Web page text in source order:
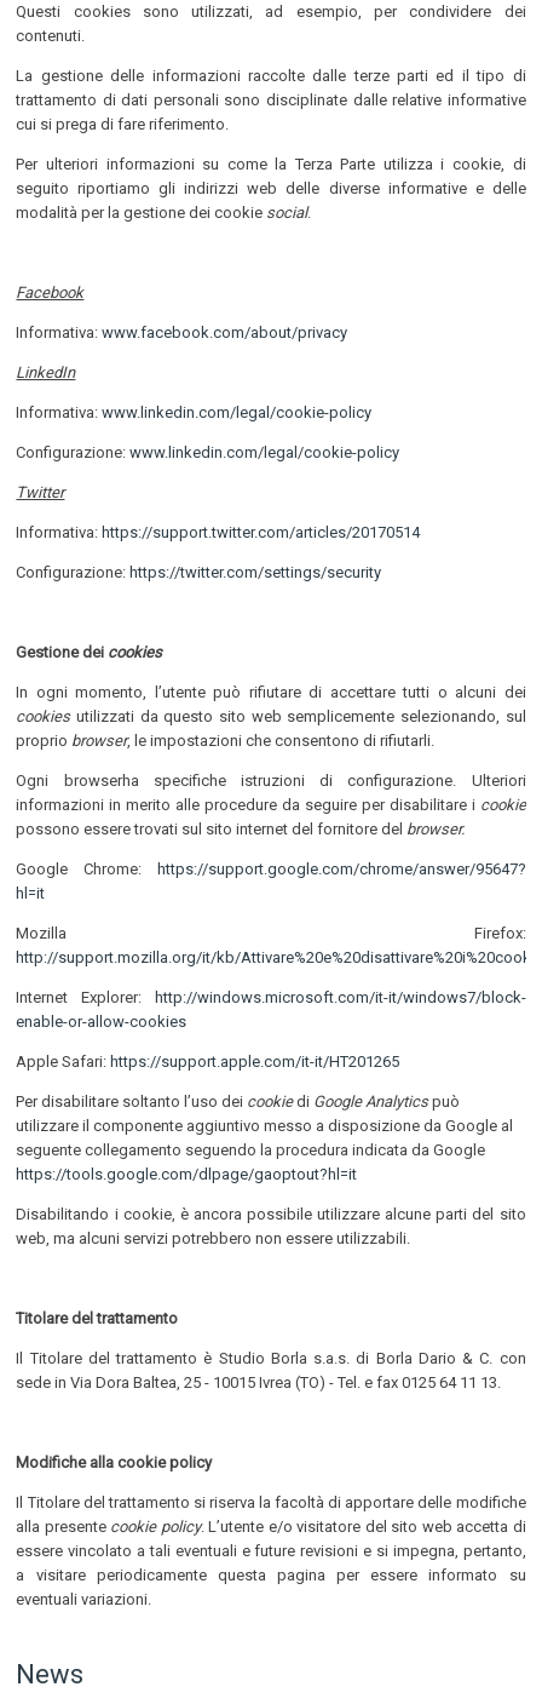
Questi cookies sono utilizzati, ad esempio, per condividere dei
contenuti.
La gestione delle informazioni raccolte dalle terze parti ed il tipo di
trattamento di dati personali sono disciplinate dalle relative informative
cui si prega di fare riferimento.
Per ulteriori informazioni su come la Terza Parte utilizza i cookie, di
seguito riportiamo gli indirizzi web delle diverse informative e delle
modalità per la gestione dei cookie social.
Facebook
Informativa:www.facebook.com/about/privacy
LinkedIn
Informativa:www.linkedin.com/legal/cookie-policy
Configurazione:www.linkedin.com/legal/cookie-policy
Twitter
Informativa: https://support.twitter.com/articles/20170514
Configurazione: https://twitter.com/settings/security
Gestione dei cookies
In ogni momento, l’utente può rifiutare di accettare tutti o alcuni dei
cookiesutilizzati da questo sito web semplicemente selezionando, sul
proprio browser, le impostazioni che consentono di rifiutarli.
Ogni browserha specifiche istruzioni di configurazione. Ulteriori
informazioni in merito alle procedure da seguire per disabilitare i cookie
possono essere trovati sul sito internet del fornitore del browser.
Google Chrome:
https://support.google.com/chrome/answer/95647?
hl=it
Mozilla Firefox:
http://support.mozilla.org/it/kb/
Internet Explorer:
http://windows.microsoft.com/it-it/windows7/block-
enable-or-allow-cookies
Apple Safari: https://support.apple.com/it-it/HT201265
Per disabilitare soltanto l’uso dei cookiedi Google Analyticspuò
utilizzare il componente aggiuntivo messo a disposizione da Google al
seguente collegamento seguendo la procedura indicata da Google
https://tools.google.com/dlpage/gaoptout?hl=it
Disabilitando i cookie, è ancora possibile utilizzare alcune parti del sito
web, ma alcuni servizi potrebbero non essere utilizzabili.
Titolare del trattamento
Il Titolare del trattamento è Studio Borla s.a.s. di Borla Dario & C. con
sede in Via Dora Baltea, 25 - 10015 Ivrea (TO) - Tel. e fax 0125 64 11 13.
Modifiche alla cookie policy
Il Titolare del trattamento si riserva la facoltà di apportare delle modifiche
alla presente cookie policy. L’utente e/o visitatore del sito web accetta di
essere vincolato a tali eventuali e future revisioni e si impegna, pertanto,
a visitare periodicamente questa pagina per essere informato su
eventuali variazioni.
News